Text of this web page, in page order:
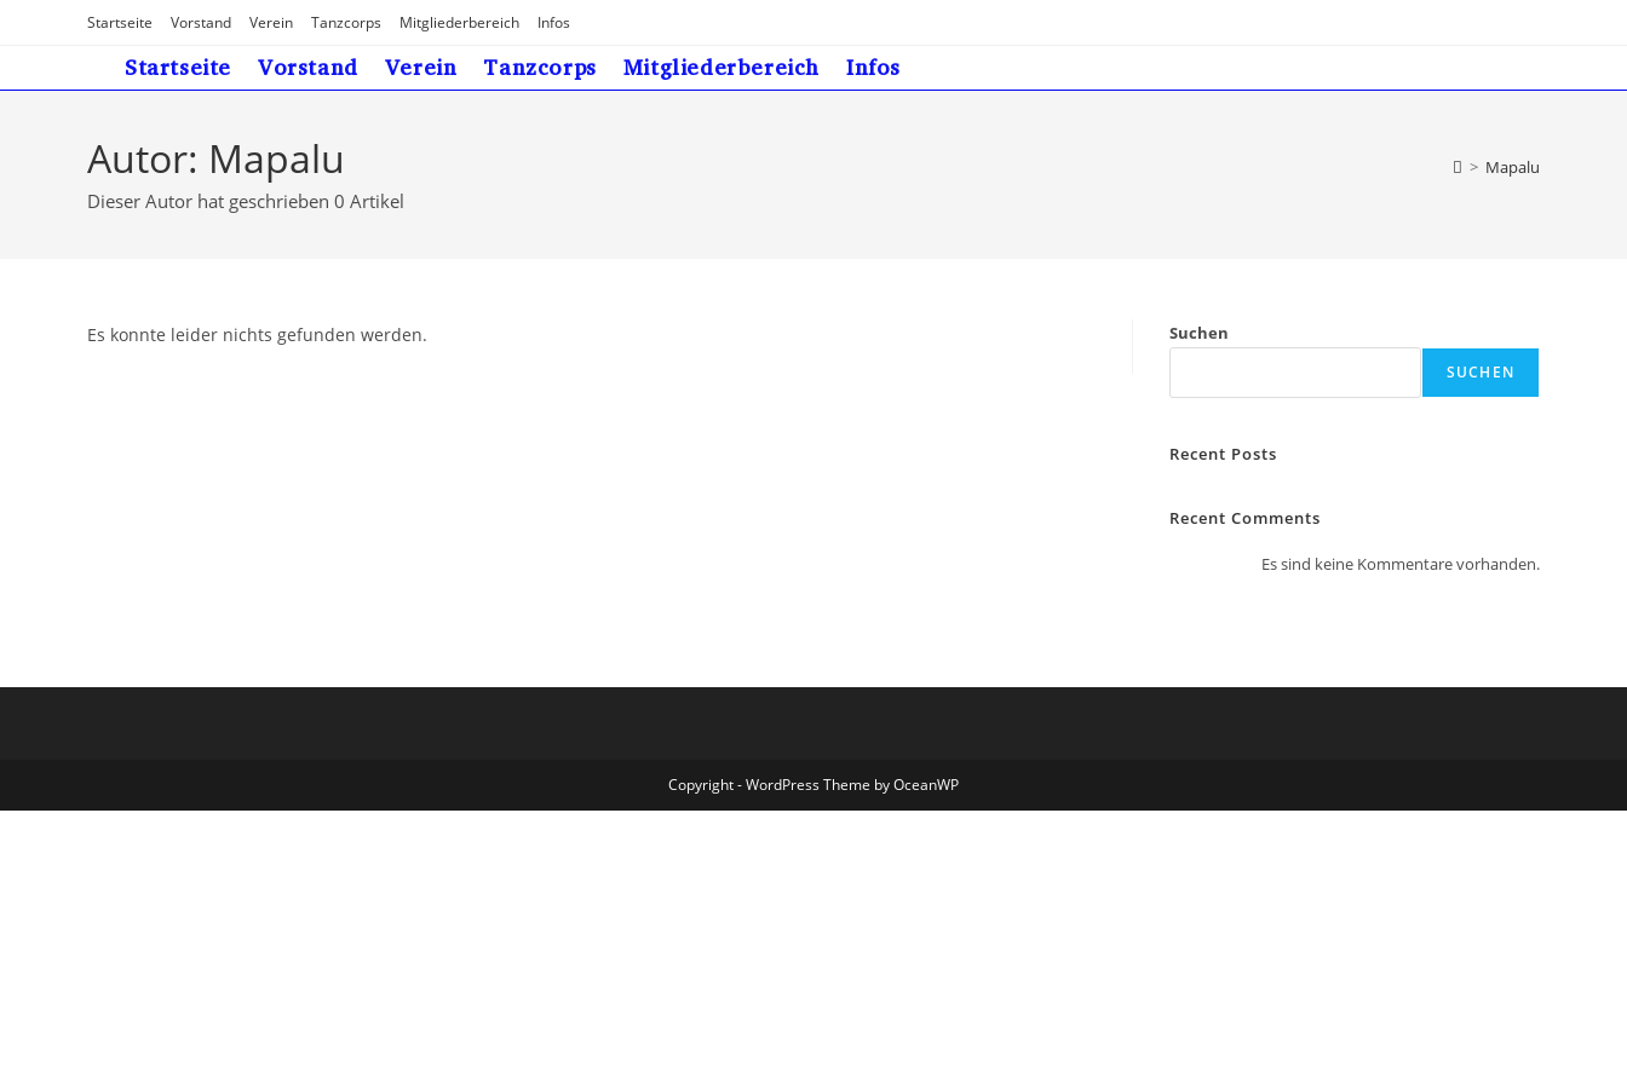
Startseite Vorstand Verein Tanzcorps Mitgliederbereich Infos
Startseite Vorstand Verein Tanzcorps Mitgliederbereich Infos
Autor: Mapalu
Dieser Autor hat geschrieben 0 Artikel
> Mapalu
Es konnte leider nichts gefunden werden. Suchen
SUCHEN
Recent Posts
Recent Comments
Es sind keine Kommentare vorhanden.
Copyright - WordPress Theme by OceanWP